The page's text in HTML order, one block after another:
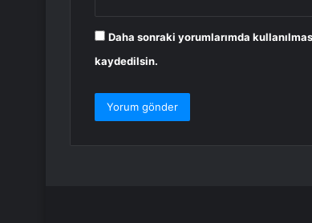
Daha sonraki yorumlarımda
kaydedilsin.